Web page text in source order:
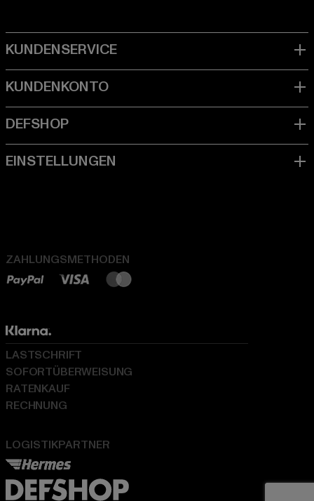
ZAHLUNGSMETHODEN
LOGISTIKPARTNER
LASTSCHRIFT
SOFORTÜBERWEISUNG
RATENKAUF
RECHNUNG